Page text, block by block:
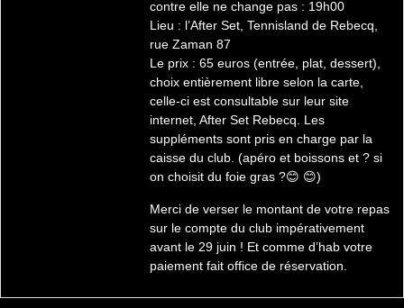
contre elle ne change pas : 19h00
Lieu : l’After Set, Tennisland de Rebecq,
rue Zaman 87
Le prix : 65 euros (entrée, plat, dessert),
choix entièrement libre selon la carte,
celle-ci est consultable sur leur site
internet, After Set Rebecq. Les
suppléments sont pris en charge par la
caisse du club. (apéro et boissons et ? si
on choisit du foie gras ?😊 😊)
Merci de verser le montant de votre repas
sur le compte du club impérativement
avant le 29 juin ! Et comme d’hab votre
paiement fait office de réservation.